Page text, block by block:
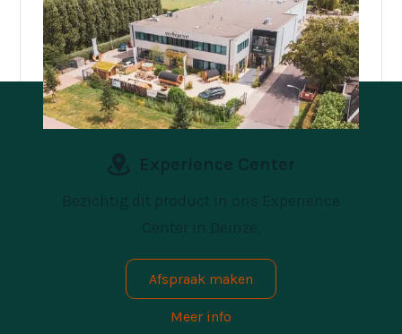
Experience Center
Bezichtig dit product in ons Experience
Center in Deinze.
Afspraak maken
Meer info